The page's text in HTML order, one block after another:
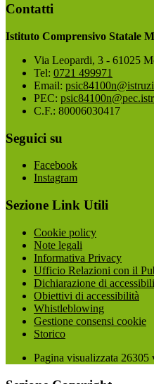
Contatti
Istituto Comprensivo Statale
Via Leopardi, 3 - 61025
Tel: 0721 499971
Email:
PEC:
C.F.: 80006030417
Seguici su
Facebook
Instagram
Sezione Link Utili
Cookie policy
Note legali
Informativa Privacy
Ufficio Relazioni con il
Dichiarazione di
Obiettivi di accessibilità
Whistleblowing
Gestione consensi cookie
Storico
Pagina visualizzata 26305